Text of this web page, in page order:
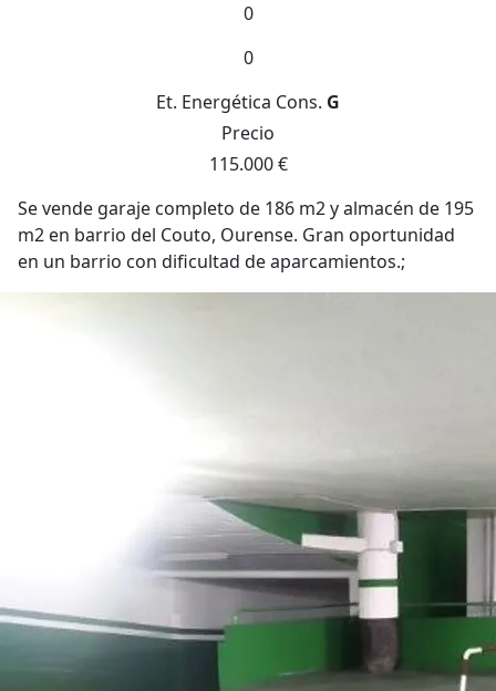
0
0
Et. Energética Cons. G
Precio
115.000 €
Se vende garaje completo de 186 m2 y almacén de 195
m2 en barrio del Couto, Ourense. Gran oportunidad
en un barrio con dificultad de aparcamientos.;